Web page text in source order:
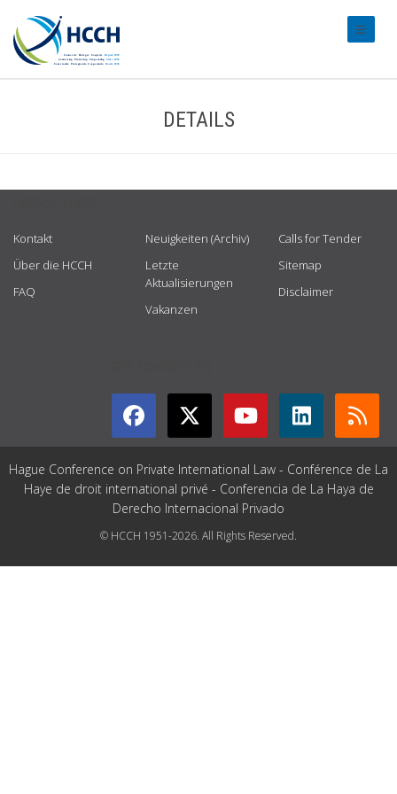
DETAILS
Kontakt
Über die HCCH
FAQ
Neuigkeiten (Archiv)
Letzte
Aktualisierungen
Vakanzen
Calls for Tender
Sitemap
Disclaimer
Hague Conference on Private International Law - Conférence de La
Haye de droit international privé - Conferencia de La Haya de
Derecho Internacional Privado
© HCCH 1951-2026. All Rights Reserved.